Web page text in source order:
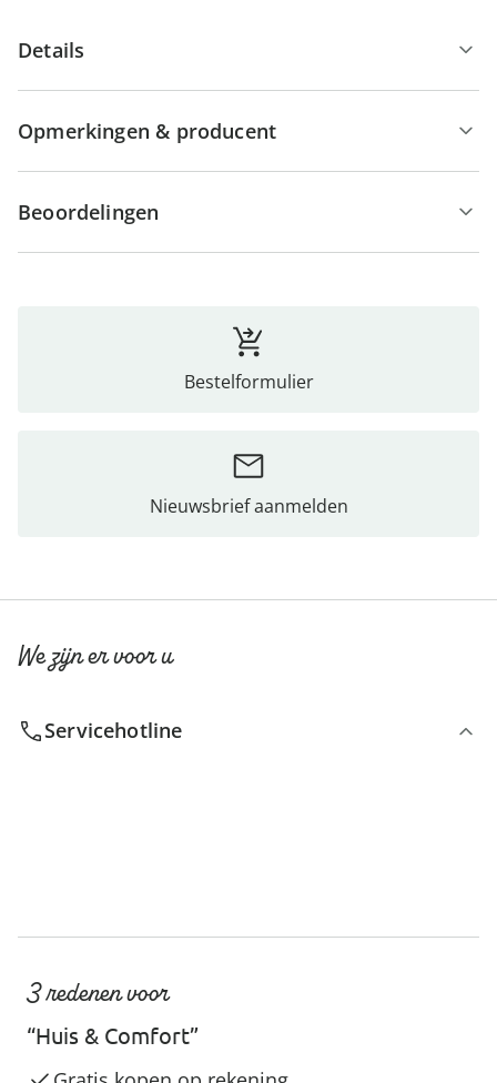
Details
Opmerkingen & producent
Beoordelingen
Bestelformulier
Nieuwsbrief aanmelden
We zijn er voor u
Servicehotline
3 redenen voor
“Huis & Comfort”